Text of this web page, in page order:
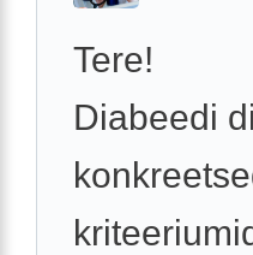
Tere!
Diabeedi